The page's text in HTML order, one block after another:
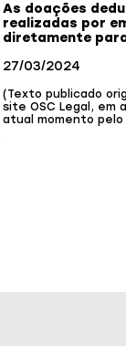
As doações
realizadas por
diretamente
27/03/2024
(Texto publicado
site OSC Legal, em
atual momento pelo